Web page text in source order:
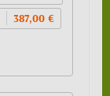
387,00 €